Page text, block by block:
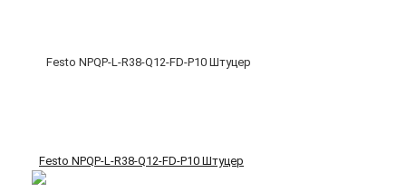
Festo NPQP-L-R38-Q12-FD-P10 Штуцер